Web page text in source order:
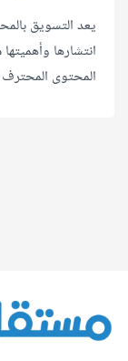
يعد التسويق
انتشارها
المحتوى المحترف